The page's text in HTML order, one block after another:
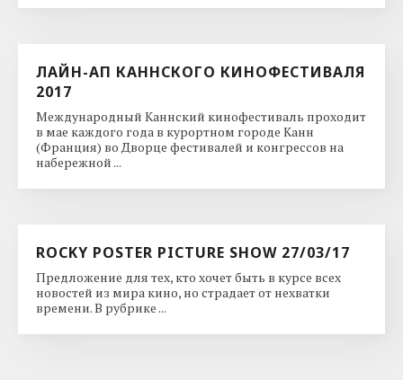
ЛАЙН-АП КАННСКОГО КИНОФЕСТИВАЛЯ
2017
Международный Каннский кинофестиваль проходит
в мае каждого года в курортном городе Канн
(Франция) во Дворце фестивалей и конгрессов на
набережной ...
ROCKY POSTER PICTURE SHOW 27/03/17
Предложение для тех, кто хочет быть в курсе всех
новостей из мира кино, но страдает от нехватки
времени. В рубрике ...